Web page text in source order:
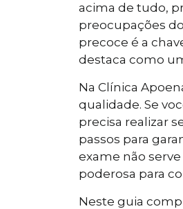
acima de tudo,
preocupações
precoce é a
destaca como
Na Clínica
qualidade. Se
precisa realizar
passos para
exame não
poderosa para
Neste guia